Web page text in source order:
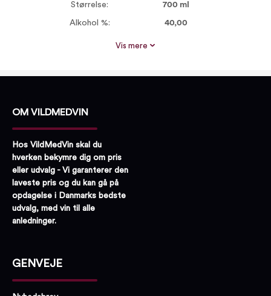
Størrelse: 700 ml
Alkohol %: 40,00
Vis mere
OM VILDMEDVIN
Hos VildMedVin skal du
hverken bekymre dig om pris
eller udvalg - Vi garanterer den
laveste pris og du kan gå på
opdagelse i Danmarks bedste
udvalg, med vin til alle
anledninger.
GENVEJE